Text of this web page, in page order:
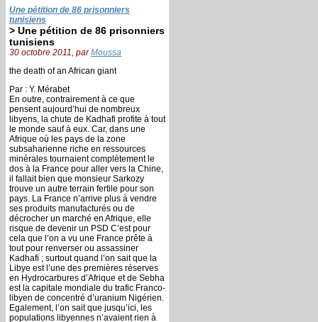
Une pétition de 86 prisonniers
tunisiens
> Une pétition de 86 prisonniers
tunisiens
30 octobre 2011, parMoussa
the death of an African giant
Par : Y. Mérabet
En outre, contrairement à ce que
pensent aujourd’hui de nombreux
libyens, la chute de Kadhafi profite à tout
le monde sauf à eux. Car, dans une
Afrique où les pays de la zone
subsaharienne riche en ressources
minérales tournaient complètement le
dos à la France pour aller vers la Chine,
il fallait bien que monsieur Sarkozy
trouve un autre terrain fertile pour son
pays. La France n’arrive plus à vendre
ses produits manufacturés ou de
décrocher un marché en Afrique, elle
risque de devenir un PSD C’est pour
cela que l’on a vu une France prête à
tout pour renverser ou assassiner
Kadhafi ; surtout quand l’on sait que la
Libye est l’une des premières réserves
en Hydrocarbures d’Afrique et de Sebha
est la capitale mondiale du trafic Franco-
libyen de concentré d’uranium Nigérien.
Egalement, l’on sait que jusqu’ici, les
populations libyennes n’avaient rien à